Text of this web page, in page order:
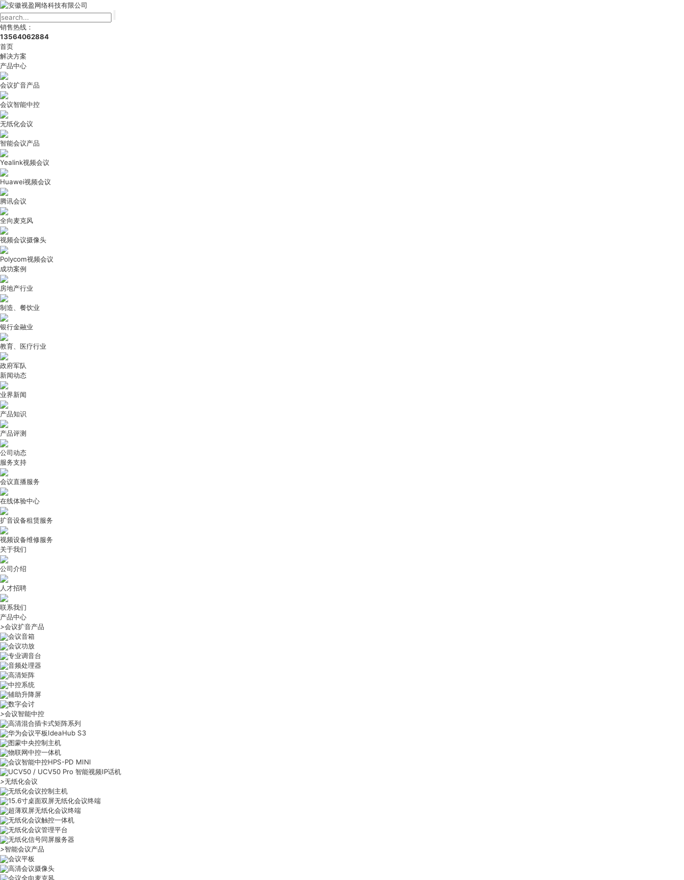
销售热线：
13564062884
首页
解决方案
产品中心
会议扩音产品
会议智能中控
无纸化会议
智能会议产品
Yealink视频会议
Huawei视频会议
腾讯会议
全向麦克风
视频会议摄像头
Polycom视频会议
成功案例
房地产行业
制造、餐饮业
银行金融业
教育、医疗行业
政府军队
新闻动态
业界新闻
产品知识
产品评测
公司动态
服务支持
会议直播服务
在线体验中心
扩音设备租赁服务
视频设备维修服务
关于我们
公司介绍
人才招聘
联系我们
产品中心
>会议扩音产品
会议音箱
会议功放
专业调音台
音频处理器
高清矩阵
中控系统
辅助升降屏
数字会讨
>会议智能中控
高清混合插卡式矩阵系列
华为会议平板IdeaHub S3
图蒙中央控制主机
物联网中控一体机
会议智能中控HPS-PD MINI
UCV50 / UCV50 Pro 智能视频IP话机
>无纸化会议
无纸化会议控制主机
15.6寸桌面双屏无纸化会议终端
超薄双屏无纸化会议终端
无纸化会议触控一体机
无纸化会议管理平台
无纸化信号同屏服务器
>智能会议产品
会议平板
高清会议摄像头
会议全向麦克风